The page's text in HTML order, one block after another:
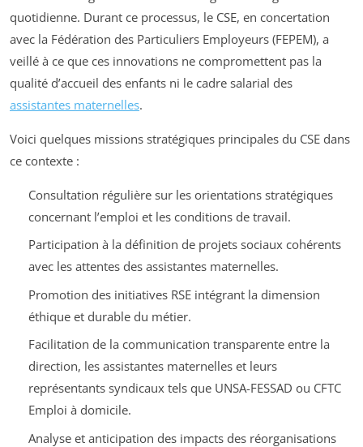
quotidienne. Durant ce processus, le CSE, en concertation
avec la Fédération des Particuliers Employeurs (FEPEM), a
veillé à ce que ces innovations ne compromettent pas la
qualité d’accueil des enfants ni le cadre salarial des
assistantes maternelles.
Voici quelques missions stratégiques principales du CSE dans
ce contexte :
Consultation régulière sur les orientations stratégiques
concernant l’emploi et les conditions de travail.
Participation à la définition de projets sociaux cohérents
avec les attentes des assistantes maternelles.
Promotion des initiatives RSE intégrant la dimension
éthique et durable du métier.
Facilitation de la communication transparente entre la
direction, les assistantes maternelles et leurs
représentants syndicaux tels que UNSA-FESSAD ou CFTC
Emploi à domicile.
Analyse et anticipation des impacts des réorganisations